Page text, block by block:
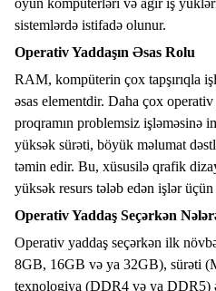
oyun kompüterləri və ağır iş
sistemlərdə istifadə olunur.
Operativ Yaddaşın Əsas Rolu
RAM, kompüterin çox tapşırıqla
əsas elementdir. Daha çox
proqramın problemsiz işləməsinə
yüksək sürəti, böyük məlumat
təmin edir. Bu, xüsusilə qrafik
yüksək resurs tələb edən işlər
Operativ Yaddaş Seçərkən
Operativ yaddaş seçərkən ilk
8GB, 16GB və ya 32GB), sürəti
texnologiya (DDR4 və ya DDR5)